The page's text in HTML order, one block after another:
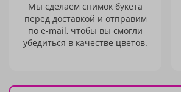
Мы сделаем снимок букета
перед доставкой и отправим
по e-mail, чтобы вы смогли
убедиться в качестве цветов.